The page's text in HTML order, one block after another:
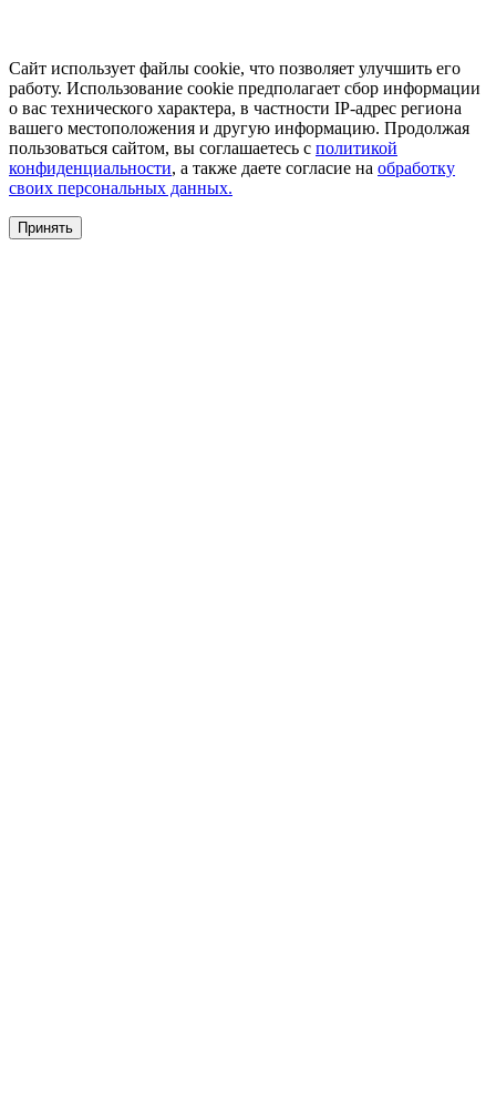
Сайт использует файлы cookie, что позволяет улучшить его
работу. Использование cookie предполагает сбор информации
о вас технического характера, в частности IP-адрес региона
вашего местоположения и другую информацию. Продолжая
пользоваться сайтом, вы соглашаетесь с политикой
конфиденциальности, а также даете согласие на обработку
своих персональных данных.
Принять